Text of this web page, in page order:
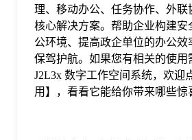
理、移动办公、任务协作、外联
核心解决方案。帮助企业构建安
公环境、提高政企单位的办公效
保驾护航。如果您有相关的使用
J2L3x 数字工作空间系统，欢迎
用】，看看它能给你带来哪些惊